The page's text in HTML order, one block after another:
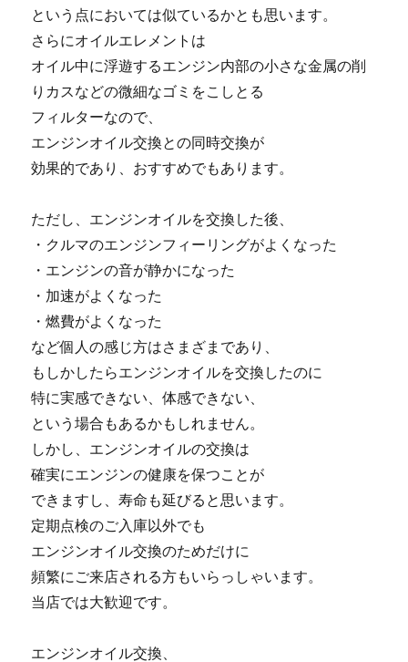
という点においては似ているかとも思います。
さらにオイルエレメントは
オイル中に浮遊するエンジン内部の小さな金属の削
りカスなどの微細なゴミをこしとる
フィルターなので、
エンジンオイル交換との同時交換が
効果的であり、おすすめでもあります。
ただし、エンジンオイルを交換した後、
・クルマのエンジンフィーリングがよくなった
・エンジンの音が静かになった
・加速がよくなった
・燃費がよくなった
など個人の感じ方はさまざまであり、
もしかしたらエンジンオイルを交換したのに
特に実感できない、体感できない、
という場合もあるかもしれません。
しかし、エンジンオイルの交換は
確実にエンジンの健康を保つことが
できますし、寿命も延びると思います。
定期点検のご入庫以外でも
エンジンオイル交換のためだけに
頻繁にご来店される方もいらっしゃいます。
当店では大歓迎です。
エンジンオイル交換、